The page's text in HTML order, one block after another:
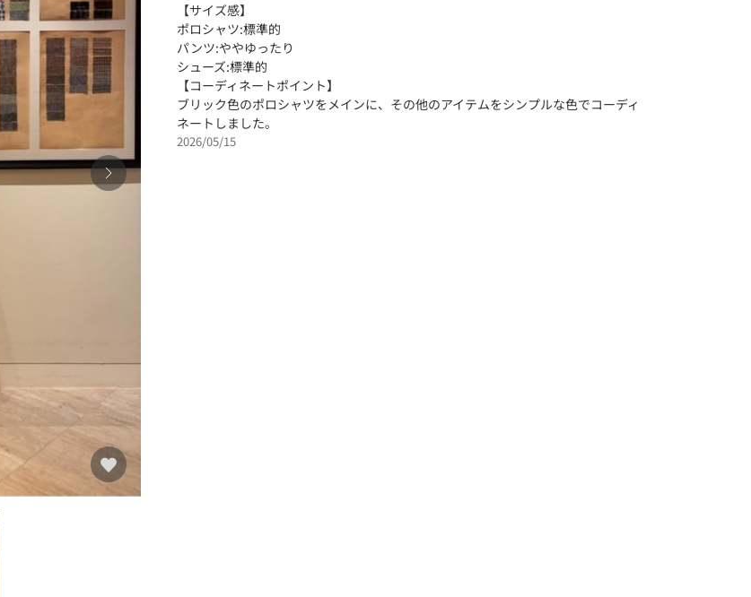
【サイズ感】
ポロシャツ:標準的
パンツ:ややゆったり
シューズ:標準的
【コーディネートポイント】
ブリック色のポロシャツをメインに、その他のアイテムをシンプルな色でコーディ
ネートしました。
2026/05/15